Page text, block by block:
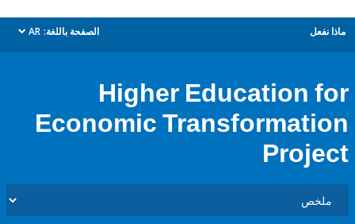
الصفحة باللغة: AR
dropdown
Higher
Economic